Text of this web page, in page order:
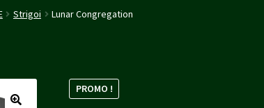
Success Page Validation de la commande
Strigoi Lunar Congregation
PROMO !